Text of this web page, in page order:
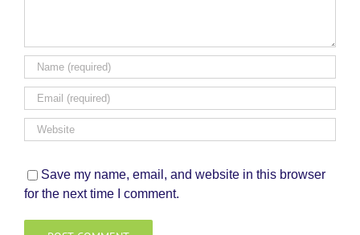
Save my name, email, and website in this browser
for the next time I comment.